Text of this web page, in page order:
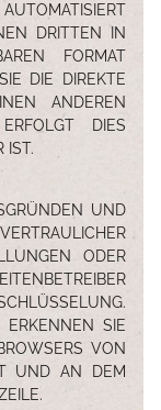
DRITTEN IN
FORMAT
DIE DIREKTE
ANDEREN
DIES
IST.
UND
ODER
ERKENNEN SIE
VON
UND AN DEM